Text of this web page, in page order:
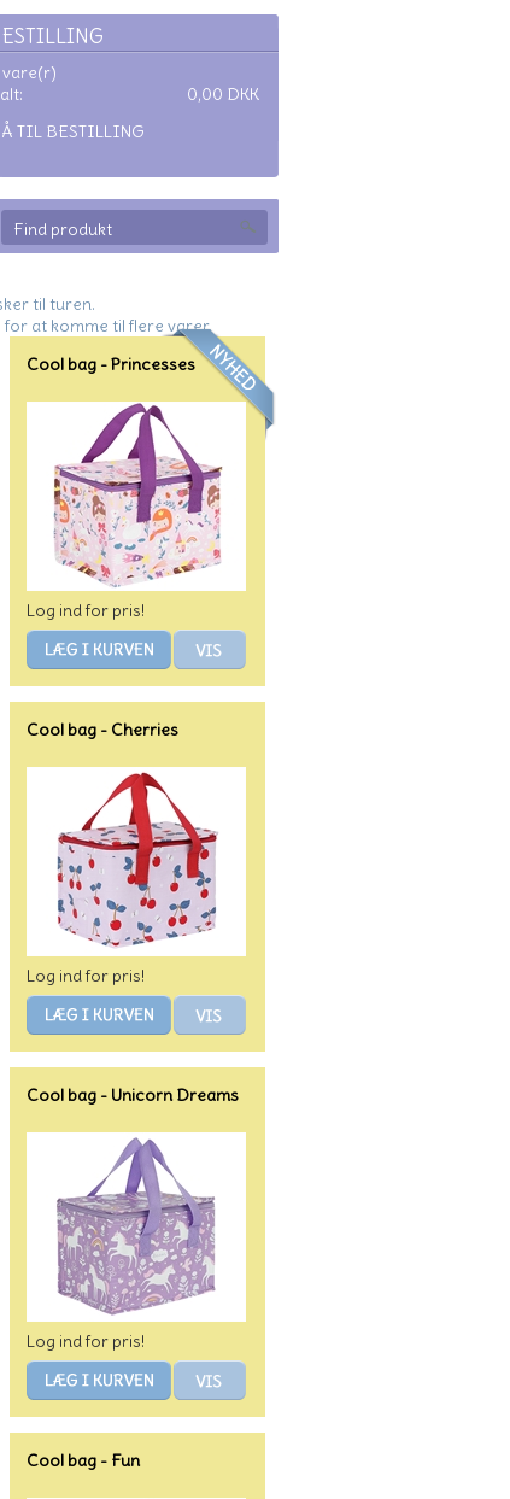
vare(r)
0,00 DKK
TIL BESTILLING
til turen.
for at komme til flere varer.
Cool bag - Princesses
Log ind for pris!
Cool bag - Cherries
Log ind for pris!
Cool bag - Unicorn Dreams
Log ind for pris!
Cool bag - Fun